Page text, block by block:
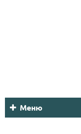
Меню